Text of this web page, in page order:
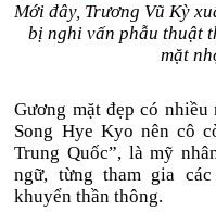
Mới đây, Trương Vũ Kỳ
bị nghi vấn phẫu thuật
mặt
Gương mặt đẹp có
Song Hye Kyo nên cô
Trung Quốc”, là mỹ
ngữ, từng tham gia
khuyển thần thông.